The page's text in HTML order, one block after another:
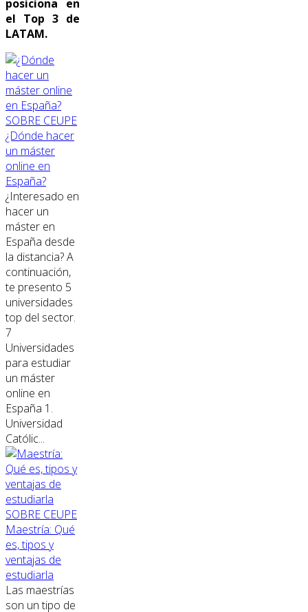
posiciona en
el Top 3 de
LATAM.
SOBRE CEUPE
¿Dónde hacer
un máster
online en
España?
¿Interesado en
hacer un
máster en
España desde
la distancia? A
continuación,
te presento 5
universidades
top del sector.
7
Universidades
para estudiar
un máster
online en
España 1.
Universidad
Católic...
SOBRE CEUPE
Maestría: Qué
es, tipos y
ventajas de
estudiarla
Las maestrías
son un tipo de